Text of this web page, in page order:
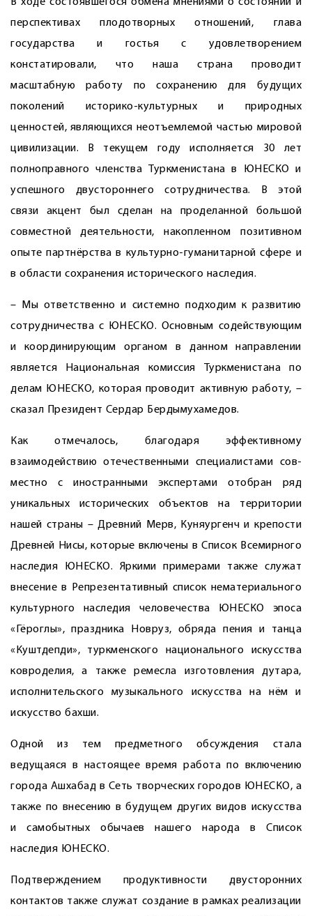
перс­пективах плодотворных отношений, глава
государства и гостья с удовлетворением
констатировали, что наша страна проводит
масштабную работу по сохранению для будущих
поколений историко-культурных и природных
ценностей, являющихся неотъемлемой частью мировой
цивилизации. В текущем году исполняется 30 лет
полноправного членства Туркменистана в ЮНЕСКО и
успешного двустороннего сотрудничества. В этой
связи акцент был сделан на проделанной большой
совместной деятельности, накопленном позитивном
опыте партнёрства в культурно-гуманитарной сфере и
в области сохранения исторического наследия.
– Мы ответственно и сис­темно подходим к развитию
сотрудничества с ЮНЕСКО. Основным содействующим
и координирующим органом в данном направлении
является Национальная комиссия Туркменистана по
делам ­ЮНЕСКО, которая проводит активную работу, –
сказал Президент Сердар Бердымухамедов.
Как отмечалось, благодаря эффективному
взаимодействию оте­чественными специалистами сов­
местно с иностранными экспертами отобран ряд
уникальных исторических объектов на территории
нашей страны – Древний Мерв, Куняургенч и крепости
Древней Нисы, которые включены в Список Всемирного
наследия ЮНЕСКО. Яркими примерами также служат
внесение в Репрезентативный список нематериального
культурного наследия человечества ЮНЕСКО эпоса
«Гёроглы», праздника Новруз, обряда пения и танца
«Куштдепди», туркменского национального искусства
ковроделия, а также ремесла изготовления дутара,
исполнительского музыкального искусства на нём и
искусство бахши.
Одной из тем предметного обсуждения стала
ведущаяся в настоящее время работа по включению
города Ашхабад в Сеть творческих городов ЮНЕСКО, а
также по внесению в будущем других видов искусства
и самобытных обычаев нашего народа в Список
наследия ЮНЕСКО.
Подтверждением продуктивнос­ти двусторонних
контактов также служат создание в рамках реализации